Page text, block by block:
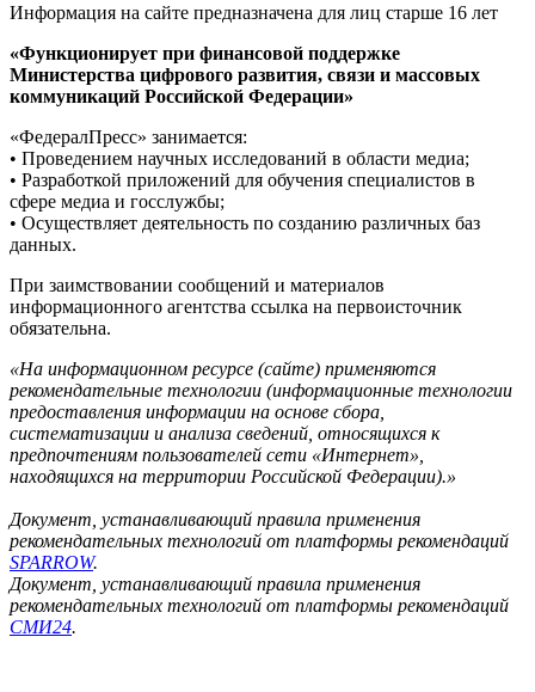
Информация на сайте предназначена для лиц старше 16 лет
«Функционирует при финансовой поддержке
Министерства цифрового развития, связи и массовых
коммуникаций Российской Федерации»
«ФедералПресс» занимается:
• Проведением научных исследований в области медиа;
• Разработкой приложений для обучения специалистов в
сфере медиа и госслужбы;
• Осуществляет деятельность по созданию различных баз
данных.
При заимствовании сообщений и материалов
информационного агентства ссылка на первоисточник
обязательна.
«На информационном ресурсе (сайте) применяются
рекомендательные технологии (информационные технологии
предоставления информации на основе сбора,
систематизации и анализа сведений, относящихся к
предпочтениям пользователей сети «Интернет»,
находящихся на территории Российской Федерации).»
Документ, устанавливающий правила применения
рекомендательных технологий от платформы рекомендаций
SPARROW.
Документ, устанавливающий правила применения
рекомендательных технологий от платформы рекомендаций
СМИ24.